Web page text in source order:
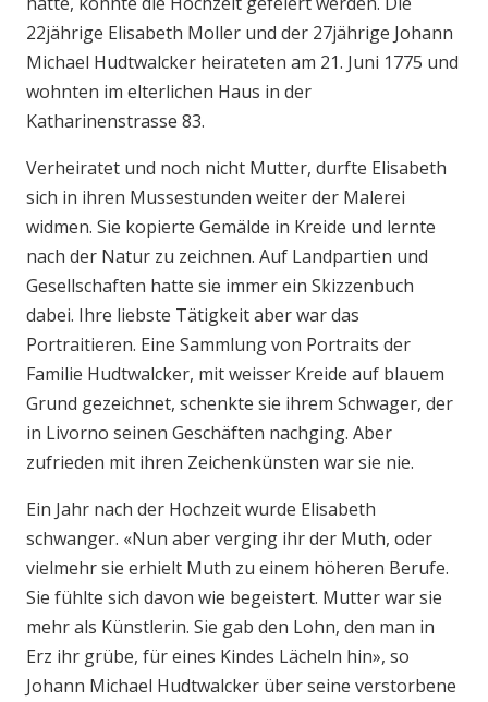
22jährige Elisabeth Moller und der 27jährige Johann
Michael Hudtwalcker heirateten am 21. Juni 1775 und
wohnten im elterlichen Haus in der
Katharinenstrasse 83.
Verheiratet und noch nicht Mutter, durfte Elisabeth
sich in ihren Mussestunden weiter der Malerei
widmen. Sie kopierte Gemälde in Kreide und lernte
nach der Natur zu zeichnen. Auf Landpartien und
Gesellschaften hatte sie immer ein Skizzenbuch
dabei. Ihre liebste Tätigkeit aber war das
Portraitieren. Eine Sammlung von Portraits der
Familie Hudtwalcker, mit weisser Kreide auf blauem
Grund gezeichnet, schenkte sie ihrem Schwager, der
in Livorno seinen Geschäften nachging. Aber
zufrieden mit ihren Zeichenkünsten war sie nie.
Ein Jahr nach der Hochzeit wurde Elisabeth
schwanger. «Nun aber verging ihr der Muth, oder
vielmehr sie erhielt Muth zu einem höheren Berufe.
Sie fühlte sich davon wie begeistert. Mutter war sie
mehr als Künstlerin. Sie gab den Lohn, den man in
Erz ihr grübe, für eines Kindes Lächeln hin», so
Johann Michael Hudtwalcker über seine verstorbene